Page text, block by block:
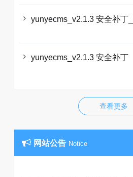
yunyecms_v2.1.3 安全补丁
yunyecms_v2.1.3 安全补丁
查看更多
网站公告 Notice